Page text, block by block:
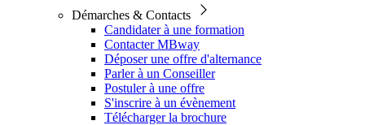
Démarches & Contacts
Candidater à une formation
Contacter MBway
Déposer une offre d'alternance
Parler à un Conseiller
Postuler à une offre
S'inscrire à un évènement
Télécharger la brochure